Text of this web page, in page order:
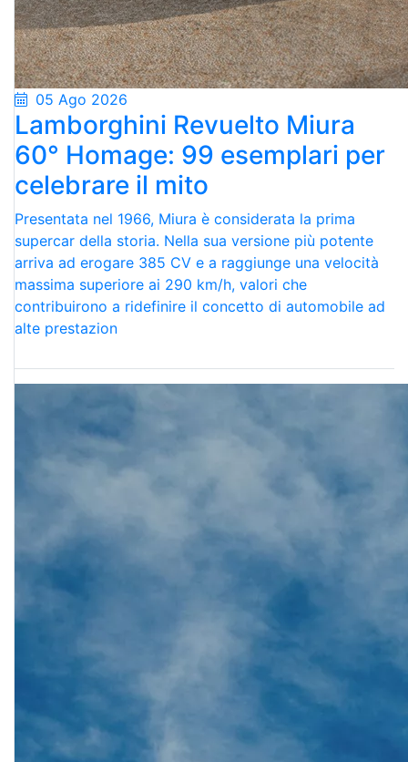
05 Ago 2026
Lamborghini Revuelto Miura
60° Homage: 99 esemplari per
celebrare il mito
Presentata nel 1966, Miura è considerata la prima
supercar della storia. Nella sua versione più potente
arriva ad erogare 385 CV e a raggiunge una velocità
massima superiore ai 290 km/h, valori che
contribuirono a ridefinire il concetto di automobile ad
alte prestazion